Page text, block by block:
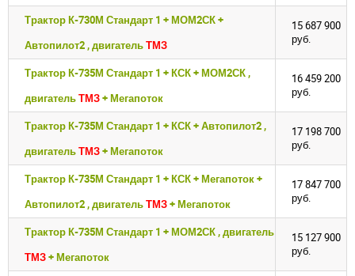
Трактор К-730М Стандарт 1 + МОМ2СК +
Автопилот2 , двигательТМЗ
15 687 900
руб.
Трактор К-735М Стандарт 1 + КСК + МОМ2СК ,
двигательТМЗ+ Мегапоток
16 459 200
руб.
Трактор К-735М Стандарт 1 + КСК + Автопилот2 ,
двигательТМЗ+ Мегапоток
17 198 700
руб.
Трактор К-735М Стандарт 1 + КСК + Мегапоток +
Автопилот2 , двигательТМЗ+ Мегапоток
17 847 700
руб.
Трактор К-735М Стандарт 1 + МОМ2СК , двигатель
ТМЗ+ Мегапоток
15 127 900
руб.